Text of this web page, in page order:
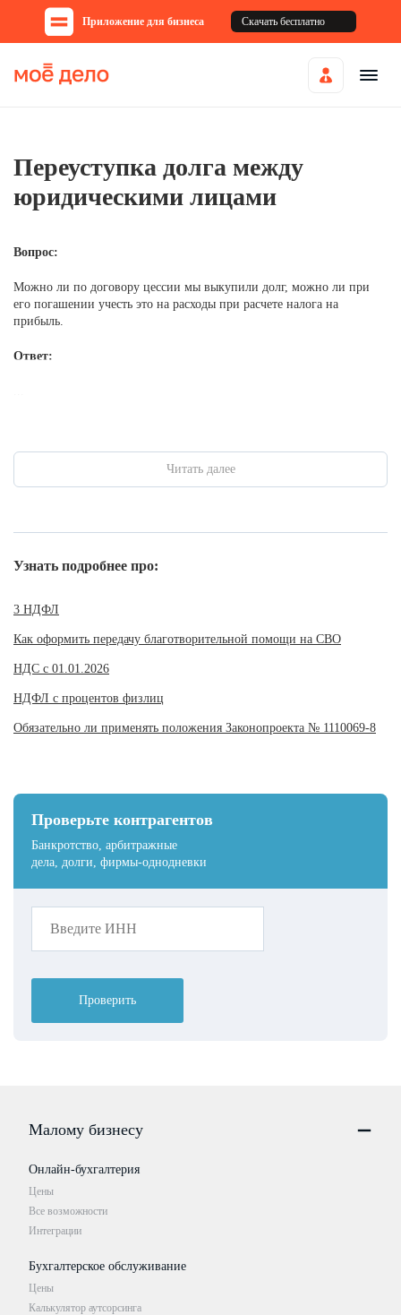
Приложение для бизнеса Скачать бесплатно
Проверьте контрагентов
Банкротство, арбитражные
дела, долги, фирмы-однодневки
Проверить
Переуступка долга между
юридическими лицами
Вопрос:
Можно ли по договору цессии мы выкупили долг, можно ли при
его погашении учесть это на расходы при расчете налога на
прибыль.
Ответ:
Читать далее
Узнать подробнее про:
3 НДФЛ
Как оформить передачу благотворительной помощи на СВО
НДС с 01.01.2026
НДФЛ с процентов физлиц
Обязательно ли применять положения Законопроекта № 1110069-8
Малому бизнесу
Онлайн-бухгалтерия
Цены
Все возможности
Интеграции
Бухгалтерское обслуживание
Цены
Калькулятор аутсорсинга